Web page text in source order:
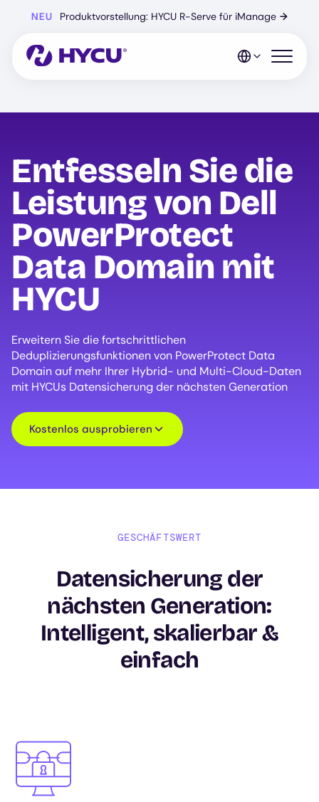
Hauptinhalt
NEU Produktvorstellung: HYCU R-Serve für iManage →
Mobiles
Entfesseln Sie die
Leistung von Dell
PowerProtect
Data Domain mit
HYCU
Erweitern Sie die fortschrittlichen
Deduplizierungsfunktionen von PowerProtect Data
Domain auf mehr Ihrer Hybrid- und Multi-Cloud-Daten
mit HYCUs Datensicherung der nächsten Generation
Kostenlos ausprobieren
GESCHÄFTSWERT
Datensicherung der
nächsten Generation:
Intelligent, skalierbar &
einfach
Image